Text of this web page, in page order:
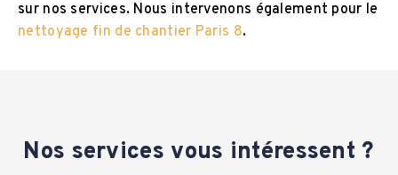
sur nos services. Nous intervenons également pour le
nettoyage fin de chantier Paris 8.
Nos services vous intéressent ?